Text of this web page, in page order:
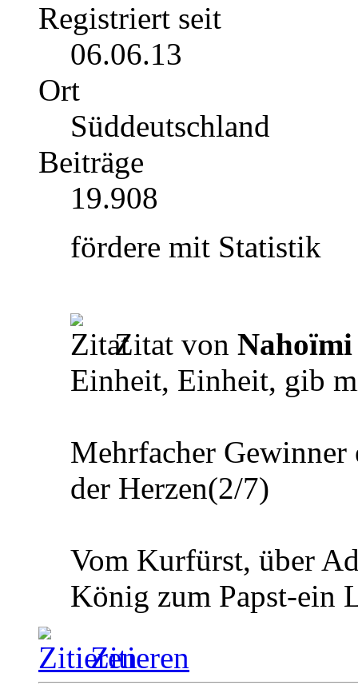
Registriert seit
06.06.13
Ort
Süddeutschland
Beiträge
19.908
fördere mit Statistik
Zitat von Nahoïmi
Einheit, Einheit, gib
Mehrfacher Gewinner
der Herzen(2/7)
Vom Kurfürst, über
König zum Papst-ein
Zitieren